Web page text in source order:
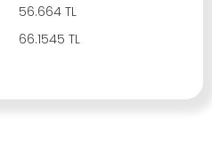
56.664 TL
66.1545 TL